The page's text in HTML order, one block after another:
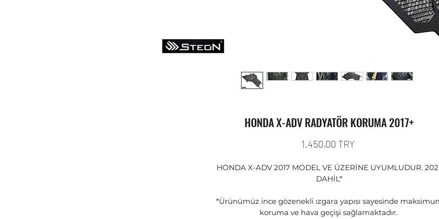
HONDA X-ADV RADYATÖR KORUMA 2017+
1.450,00 TRY
HONDA X-ADV 2017 MODEL VE ÜZERİNE UYUMLUDUR.
DAHİL*
*Ürünümüz ince gözenekli ızgara yapısı sayesinde
koruma ve hava geçişi sağlamaktadır.